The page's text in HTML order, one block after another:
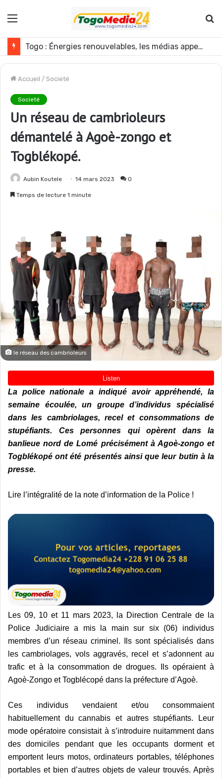
Menu
Togo : Énergies renouvelables, les médias appelés à devenir des acteurs du changement
Accueil / Societé
Societé
Un réseau de cambrioleurs
démantelé à Agoè-zongo et
Togblékopé.
Aubin Koutele 14 mars 2023 0
Temps de lecture 1 minute
le réseau des cambrioleurs
La police nationale a indiqué avoir appréhendé, la
semaine écoulée, un groupe d’individus spécialisé
dans les cambriolages, recel et consommations de
stupéfiants. Ces personnes qui opèrent dans la
banlieue nord de Lomé précisément à Agoè-zongo et
Togblékopé ont été présentés ainsi que leur butin à la
presse.
Lire l’intégralité de la note d’information de la Police !
Les 09, 10 et 11 mars 2023, la Direction Centrale de la
Police Judiciaire a mis la main sur six (06) individus
membres d’un réseau criminel. Ils sont spécialisés dans
les cambriolages, vols aggravés, recel et s’adonnent au
trafic et à la consommation de drogues. Ils opéraient à
Agoè-Zongo et Togblécopé dans la préfecture d’Agoè.
Ces individus vendaient et/ou consommaient
habituellement du cannabis et autres stupéfiants. Leur
mode opératoire consistait à s’introduire nuitamment dans
des domiciles pendant que les occupants dorment et
emportent leurs motos, ordinateurs portables, téléphones
portables et bien d’autres objets de valeur trouvés. Après